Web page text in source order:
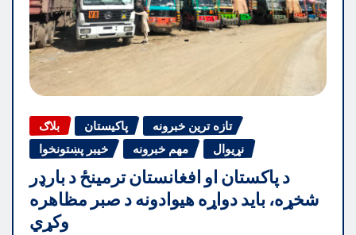
بلاګ پاکیستان
تازه ترین خبرونه
خیبر پښتونخوا
مهم خبرونه نړیوال
د پاکستان او افغانستان ترمینځ د بارډر
شخړه، باید دواړه هیوادونه د صبر مظاهره
وکړي